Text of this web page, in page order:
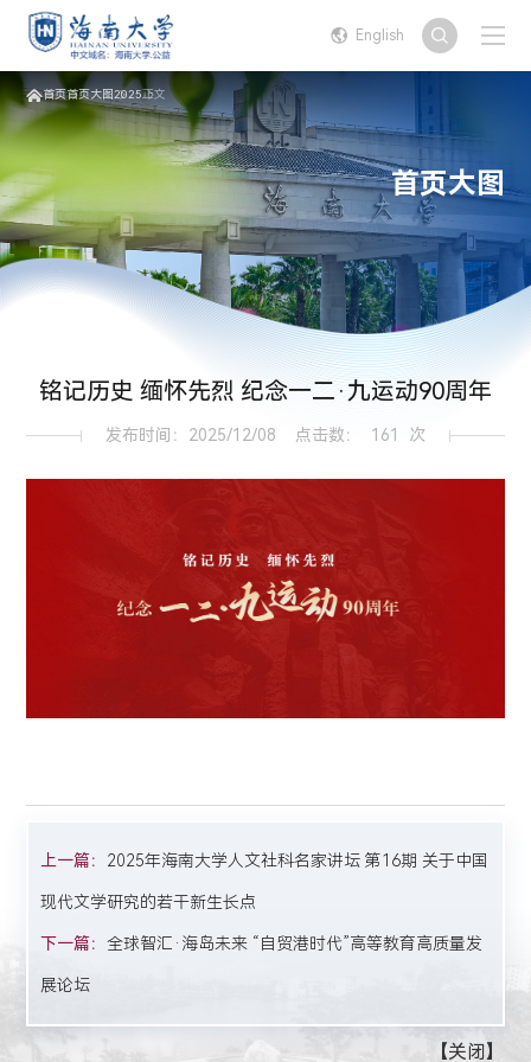
English
首页首页大图2025正文
首页大图
铭记历史 缅怀先烈 纪念一二·九运动90周年
发布时间：2025/12/08 点击数： 161 次
上一篇： 2025年海南大学人文社科名家讲坛 第16期 关于中国
现代文学研究的若干新生长点
下一篇：全球智汇·海岛未来 “自贸港时代”高等教育高质量发
展论坛
【关闭】